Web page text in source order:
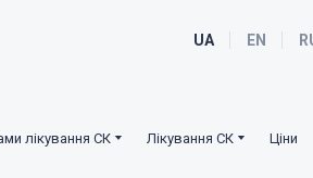
UA EN
лікування СК Лікування СК Ціни